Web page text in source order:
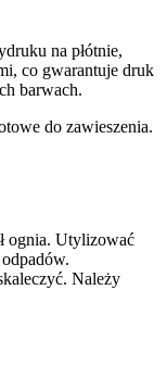
na płótnie,
co gwarantuje druk
barwach.
do zawieszenia.
ognia. Utylizować
Należy